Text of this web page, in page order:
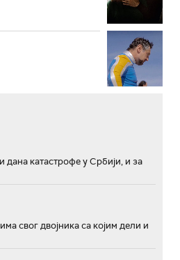
дана катастрофе у Србији, и за
свог двојника са којим дели и